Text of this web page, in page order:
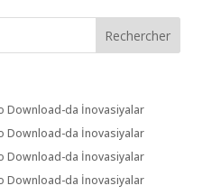
Download-da İnovasiyalar
Download-da İnovasiyalar
Download-da İnovasiyalar
Download-da İnovasiyalar